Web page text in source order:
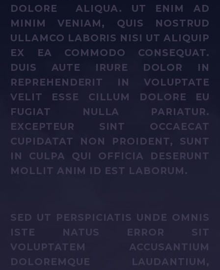
DOLORE ALIQUA. UT ENIM AD
MINIM VENIAM, QUIS NOSTRUD
ULLAMCO LABORIS NISI UT ALIQUIP
EX EA COMMODO CONSEQUAT.
DUIS AUTE IRURE DOLOR IN
REPREHENDERIT IN VOLUPTATE
VELIT ESSE CILLUM DOLORE EU
FUGIAT NULLA PARIATUR.
EXCEPTEUR SINT OCCAECAT
CUPIDATAT NON PROIDENT, SUNT
IN CULPA QUI OFFICIA DESERUNT
MOLLIT ANIM ID EST LABORUM.
SED UT PERSPICIATIS UNDE OMNIS
ISTE NATUS ERROR SIT
VOLUPTATEM ACCUSANTIUM
DOLOREMQUE LAUDANTIUM,